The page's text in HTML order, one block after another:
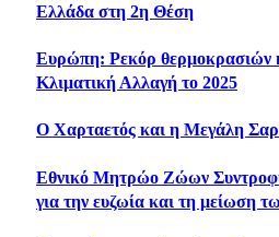
Ελλάδα στη 2η Θέση
Ευρώπη: Ρεκόρ θερμοκρασιών
Κλιματική Αλλαγή το 2025
Ο Χαρταετός και η Μεγάλη
Εθνικό Μητρώο Ζώων
για την ευζωία και τη μείωση